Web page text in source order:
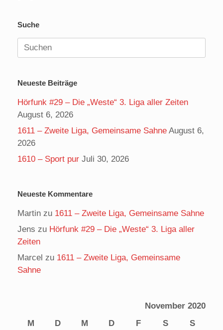
Suche
Suchen
nach:
Neueste Beiträge
Hörfunk #29 – Die „Weste“ 3. Liga aller Zeiten
August 6, 2026
1611 – Zweite Liga, Gemeinsame Sahne August 6,
2026
1610 – Sport pur Juli 30, 2026
Neueste Kommentare
Martin zu 1611 – Zweite Liga, Gemeinsame Sahne
Jens zu Hörfunk #29 – Die „Weste“ 3. Liga aller
Zeiten
Marcel zu 1611 – Zweite Liga, Gemeinsame
Sahne
November 2020
M
D M D F S
S